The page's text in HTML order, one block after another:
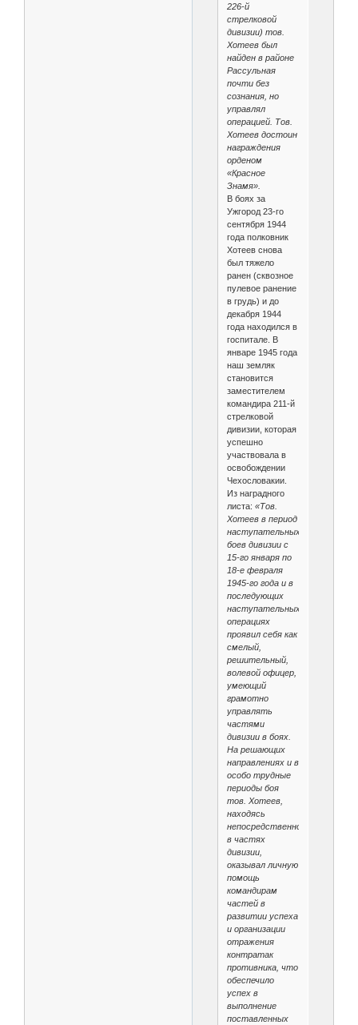
226-й
стрелковой
дивизии) тов.
Хотеев был
найден в районе
Рассульная
почти без
сознания, но
управлял
операцией. Тов.
Хотеев достоин
награждения
орденом
«Красное
Знамя».
В боях за
Ужгород 23-го
сентября 1944
года полковник
Хотеев снова
был тяжело
ранен (сквозное
пулевое ранение
в грудь) и до
декабря 1944
года находился в
госпитале. В
январе 1945 года
наш земляк
становится
заместителем
командира 211-й
стрелковой
дивизии, которая
успешно
участвовала в
освобождении
Чехословакии.
Из наградного
листа: «Тов.
Хотеев в период
наступательных
боев дивизии с
15-го января по
18-е февраля
1945-го года и в
последующих
наступательных
операциях
проявил себя как
смелый,
решительный,
волевой офицер,
умеющий
грамотно
управлять
частями
дивизии в боях.
На решающих
направлениях и в
особо трудные
периоды боя
тов. Хотеев,
находясь
непосредственно
в частях
дивизии,
оказывал личную
помощь
командирам
частей в
развитии успеха
и организации
отражения
контратак
противника, что
обеспечило
успех в
выполнение
поставленных